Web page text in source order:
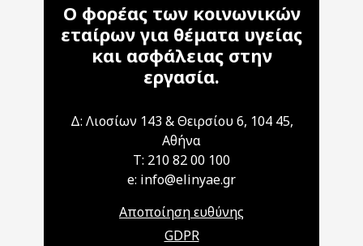
Ο φορέας των κοινωνικών
εταίρων για θέματα υγείας
και ασφάλειας στην
εργασία.
Δ: Λιοσίων 143 & Θειρσίου 6, 104 45,
Αθήνα
T: 210 82 00 100
e: info@elinyae.gr
Αποποίηση ευθύνης
GDPR